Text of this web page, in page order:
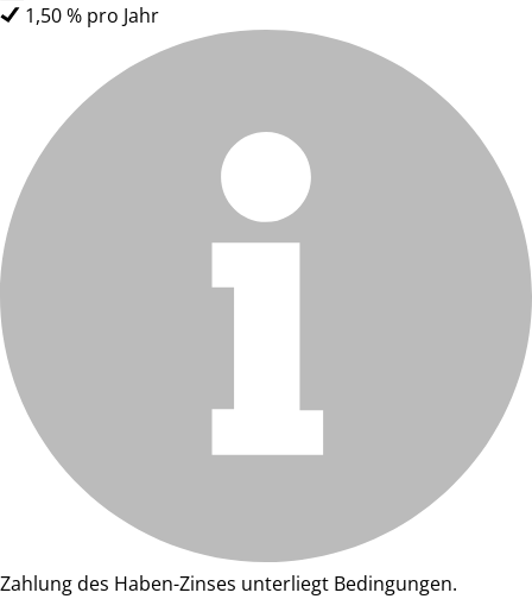
1,50 % pro Jahr
Zahlung des Haben-Zinses unterliegt Bedingungen.